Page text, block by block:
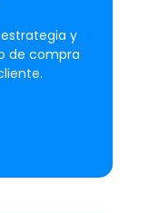
y
de compra